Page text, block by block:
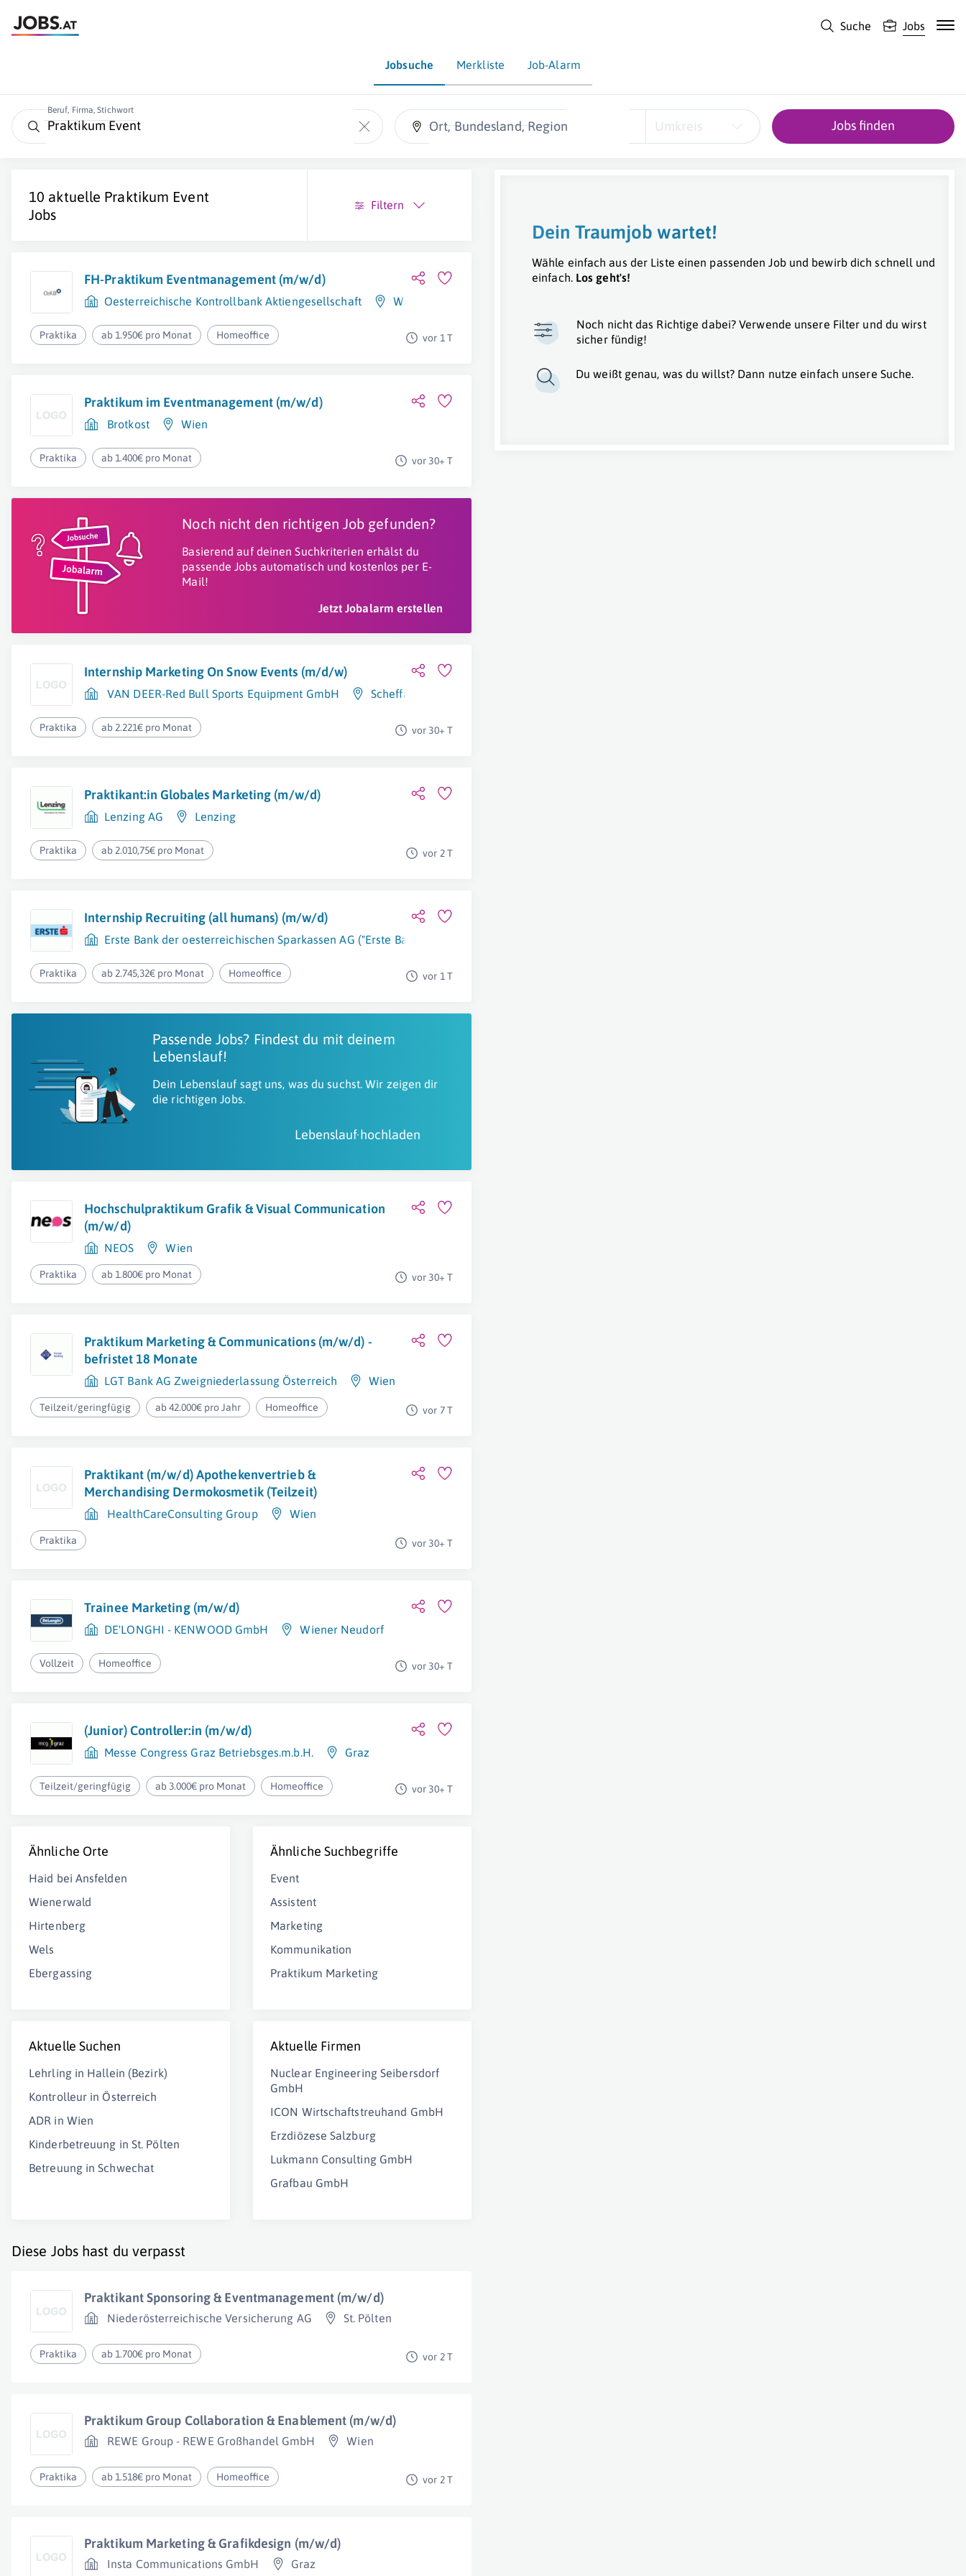
Suche Jobs
Jobsuche Merkliste Job-Alarm
Beruf, Firma, Stichwort
Ort, Bundesland, Region Umkreis Jobs finden
10 aktuelle Praktikum Event
Jobs
Filtern
FH-Praktikum Eventmanagement (m/w/d)
Oesterreichische Kontrollbank Aktiengesellschaft Wien 1. Bezirk (Innere Stadt)
Praktika ab 1.950€ pro Monat Homeoffice vor 1 T
Praktikum im Eventmanagement (m/w/d)
Brotkost Wien
Praktika ab 1.400€ pro Monat vor 30+ T
Noch nicht den richtigen Job gefunden?
Basierend auf deinen Suchkriterien erhälst du
passende Jobs automatisch und kostenlos per E-
Mail!
Jetzt Jobalarm erstellen
Internship Marketing On Snow Events (m/d/w)
VAN DEER-Red Bull Sports Equipment GmbH Scheffau Am Tennengebirge
Praktika ab 2.221€ pro Monat vor 30+ T
Praktikant:in Globales Marketing (m/w/d)
Lenzing AG Lenzing
Praktika ab 2.010,75€ pro Monat vor 2 T
Internship Recruiting (all humans) (m/w/d)
Erste Bank der oesterreichischen Sparkassen AG ("Erste Bank")
Praktika ab 2.745,32€ pro Monat Homeoffice vor 1 T
Passende Jobs? Findest du mit deinem
Lebenslauf!
Dein Lebenslauf sagt uns, was du suchst. Wir zeigen dir
die richtigen Jobs.
Lebenslauf hochladen
Hochschulpraktikum Grafik & Visual Communication
(m/w/d)
NEOS Wien
Praktika ab 1.800€ pro Monat vor 30+ T
Praktikum Marketing & Communications (m/w/d) -
befristet 18 Monate
LGT Bank AG Zweigniederlassung Österreich Wien
Teilzeit/geringfügig ab 42.000€ pro Jahr Homeoffice vor 7 T
Praktikant (m/w/d) Apothekenvertrieb &
Merchandising Dermokosmetik (Teilzeit)
HealthCareConsulting Group Wien
Praktika vor 30+ T
Trainee Marketing (m/w/d)
DE'LONGHI - KENWOOD GmbH Wiener Neudorf
Vollzeit Homeoffice vor 30+ T
(Junior) Controller:in (m/w/d)
Messe Congress Graz Betriebsges.m.b.H. Graz
Teilzeit/geringfügig ab 3.000€ pro Monat Homeoffice vor 30+ T
Ähnliche Orte
Haid bei Ansfelden
Wienerwald
Hirtenberg
Wels
Ebergassing
Ähnliche Suchbegriffe
Event
Assistent
Marketing
Kommunikation
Praktikum Marketing
Aktuelle Suchen
Lehrling in Hallein (Bezirk)
Kontrolleur in Österreich
ADR in Wien
Kinderbetreuung in St. Pölten
Betreuung in Schwechat
Aktuelle Firmen
Nuclear Engineering Seibersdorf
GmbH
ICON Wirtschaftstreuhand GmbH
Erzdiözese Salzburg
Lukmann Consulting GmbH
Grafbau GmbH
Diese Jobs hast du verpasst
Praktikant Sponsoring & Eventmanagement (m/w/d)
Niederösterreichische Versicherung AG St. Pölten
Praktika ab 1.700€ pro Monat vor 2 T
Praktikum Group Collaboration & Enablement (m/w/d)
REWE Group - REWE Großhandel GmbH Wien
Praktika ab 1.518€ pro Monat Homeoffice vor 2 T
Praktikum Marketing & Grafikdesign (m/w/d)
Insta Communications GmbH Graz
Dein Traumjob wartet!
Wähle einfach aus der Liste einen passenden Job und bewirb dich schnell und
einfach. Los geht's!
Noch nicht das Richtige dabei? Verwende unsere Filter und du wirst
sicher fündig!
Du weißt genau, was du willst? Dann nutze einfach unsere Suche.